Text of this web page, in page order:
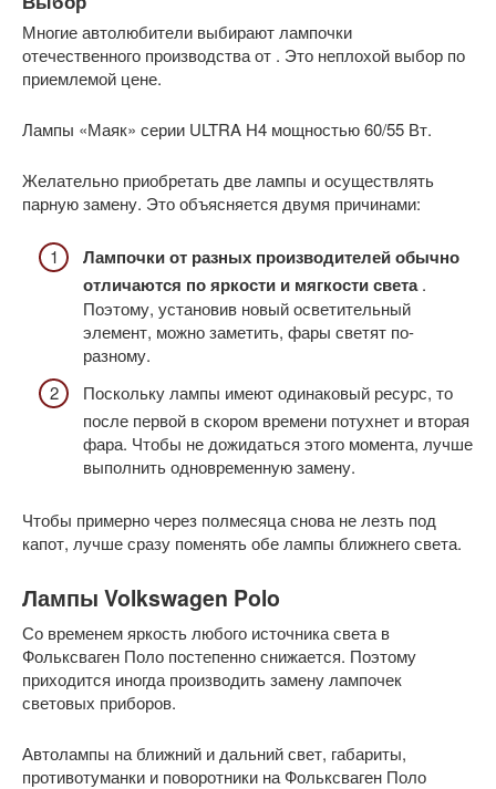
Многие автолюбители выбирают лампочки
отечественного производства от . Это неплохой выбор по
приемлемой цене.
Лампы «Маяк» серии ULTRA Н4 мощностью 60/55 Вт.
Желательно приобретать две лампы и осуществлять
парную замену. Это объясняется двумя причинами:
Лампочки от разных производителей обычно
отличаются по яркости и мягкости света.
Поэтому, установив новый осветительный
элемент, можно заметить, фары светят по-
разному.
Поскольку лампы имеют одинаковый ресурс, то
после первой в скором времени потухнет и вторая
фара. Чтобы не дожидаться этого момента, лучше
выполнить одновременную замену.
Чтобы примерно через полмесяца снова не лезть под
капот, лучше сразу поменять обе лампы ближнего света.
Лампы Volkswagen Polo
Со временем яркость любого источника света в
Фольксваген Поло постепенно снижается. Поэтому
приходится иногда производить замену лампочек
световых приборов.
Автолампы на ближний и дальний свет, габариты,
противотуманки и поворотники на Фольксваген Поло